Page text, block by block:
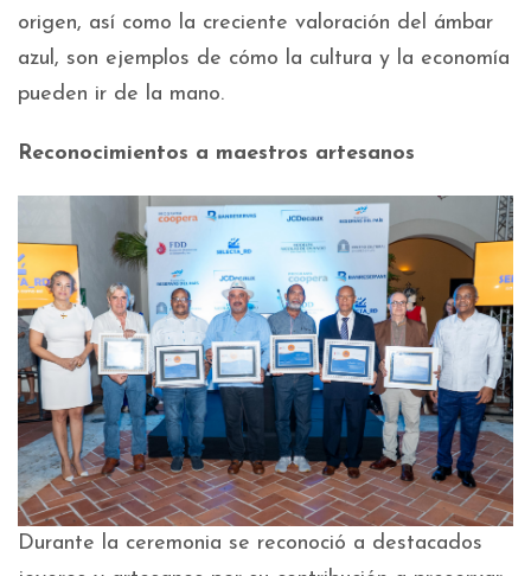
origen, así como la creciente valoración del ámbar
azul, son ejemplos de cómo la cultura y la economía
pueden ir de la mano.
Reconocimientos a maestros artesanos
Durante la ceremonia se reconoció a destacados